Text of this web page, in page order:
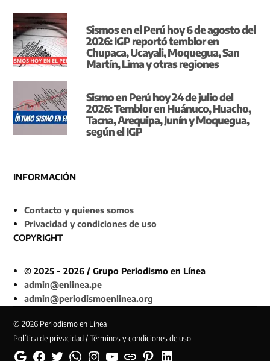
Sismos en el Perú hoy 6 de agosto del
2026: IGP reportó temblor en
Chupaca, Ucayali, Moquegua, San
Martín, Lima y otras regiones
Sismo en Perú hoy 24 de julio del
2026: Temblor en Huánuco, Huacho,
Tacna, Arequipa, Junín y Moquegua,
según el IGP
INFORMACIÓN
Contacto y quienes somos
Privacidad y condiciones de uso
COPYRIGHT
© 2025 - 2026 / Grupo Periodismo en Línea
admin@enlinea.pe
admin@periodismoenlinea.org
© 2026 Periodismo en Línea
Política de privacidad / Términos y condiciones de uso
GoogleFacebookTwitterWhatsappInstagramYouTubeWeb PinterestLinkedin